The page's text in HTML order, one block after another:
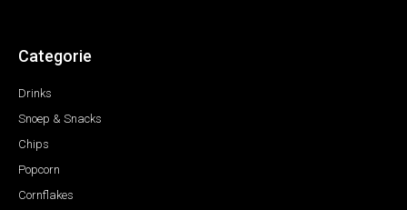
Categorie
Drinks
Snoep & Snacks
Chips
Popcorn
Cornflakes